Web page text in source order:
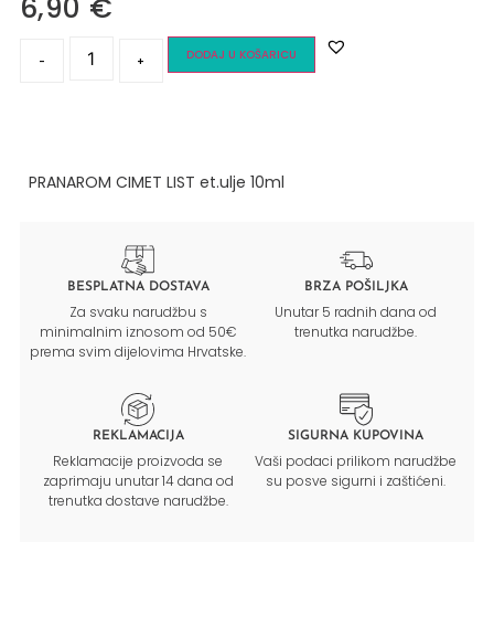
6,90 €
- + DODAJ U KOŠARICU
PRANAROM CIMET LIST et.ulje 10ml
BESPLATNA DOSTAVA
Za svaku narudžbu s
minimalnim iznosom od 50€
prema svim dijelovima Hrvatske.
BRZA POŠILJKA
Unutar 5 radnih dana od
trenutka narudžbe.
REKLAMACIJA
Reklamacije proizvoda se
zaprimaju unutar 14 dana od
trenutka dostave narudžbe.
SIGURNA KUPOVINA
Vaši podaci prilikom narudžbe
su posve sigurni i zaštićeni.